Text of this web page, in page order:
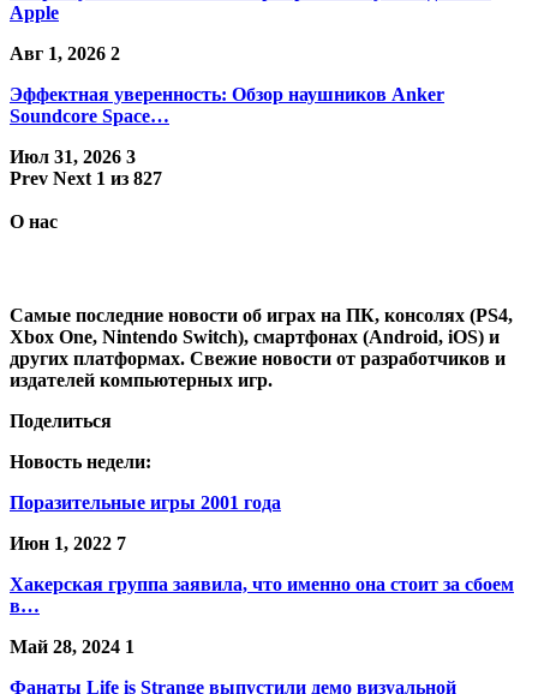
Apple
Авг 1, 2026 2
Эффектная уверенность: Обзор наушников Anker
Soundcore Space…
Июл 31, 2026 3
Prev Next 1 из 827
О нас
Самые последние новости об играх на ПК, консолях (PS4,
Xbox One, Nintendo Switch), смартфонах (Android, iOS) и
других платформах. Свежие новости от разработчиков и
издателей компьютерных игр.
Поделиться
Новость недели:
Поразительные игры 2001 года
Июн 1, 2022 7
Хакерская группа заявила, что именно она стоит за сбоем
в…
Май 28, 2024 1
Фанаты Life is Strange выпустили демо визуальной